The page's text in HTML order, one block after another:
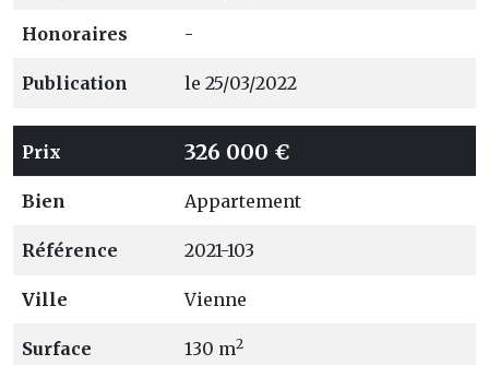
Honoraires -
Publication le 25/03/2022
Prix 326 000 €
Bien Appartement
Référence 2021-103
Ville Vienne
Surface 130 m2